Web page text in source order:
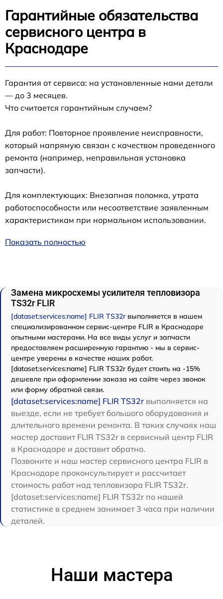
Гарантийные обязательства
сервисного центра в
Краснодаре
Гарантия от сервиса: на установленные нами детали
— до 3 месяцев.
Что считается гарантийным случаем?
Для работ: Повторное проявление неисправности,
который напрямую связан с качеством проведенного
ремонта (например, неправильная установка
запчасти).
Для комплектующих: Внезапная поломка, утрата
работоспособности или несоответствие заявленным
характеристикам при нормальном использовании.
Показать полностью
Замена микросхемы усилителя тепловизора
TS32r FLIR
[dataset:services:name] FLIR TS32rвыполняется в нашем
специализированном сервис-центре FLIR в Краснодаре
опытными мастерами. На все виды услуг и запчасти
предоставляем расширенную гарантию - мы в сервис-
центре уверены в качестве наших работ.
[dataset:services:name] FLIR TS32r будет стоить на -15%
дешевле при оформлении заказа на сайте через звонок
или форму обратной связи.
[dataset:services:name] FLIR TS32r выполняется на
выезде, если не требует большого оборудования и
длительного времени ремонта. В таких случаях наш
мастер доставит FLIR TS32r в сервисный центр FLIR
в Краснодаре и доставит обратно.
Позвоните и наш мастер сервисного центра FLIR в
Краснодаре проконсультирует и рассчитает
стоимость работ над тепловизора FLIR TS32r.
[dataset:services:name] FLIR TS32r по нашей
статистике в среднем занимает 3 часа при наличии
деталей.
Наши мастера